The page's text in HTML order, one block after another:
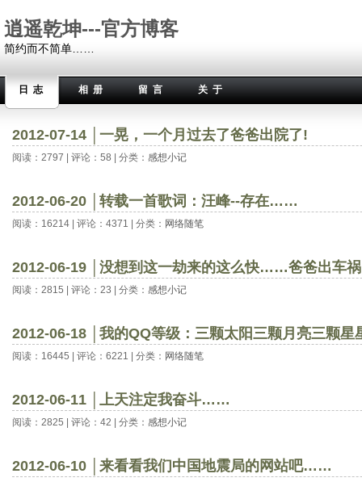
逍遥乾坤---官方博客
简约而不简单……
日志 相册 留言 关于
2012-07-14 │一晃，一个月过去了爸爸出院了!
阅读：2797 | 评论：58 | 分类： 感想小记
2012-06-20 │转载一首歌词：汪峰--存在……
阅读：16214 | 评论：4371 | 分类： 网络随笔
2012-06-19 │没想到这一劫来的这么快……爸爸出车
阅读：2815 | 评论：23 | 分类： 感想小记
2012-06-18 │我的QQ等级：三颗太阳三颗月亮三颗星
阅读：16445 | 评论：6221 | 分类： 网络随笔
2012-06-11 │上天注定我奋斗……
阅读：2825 | 评论：42 | 分类： 感想小记
2012-06-10 │来看看我们中国地震局的网站吧……